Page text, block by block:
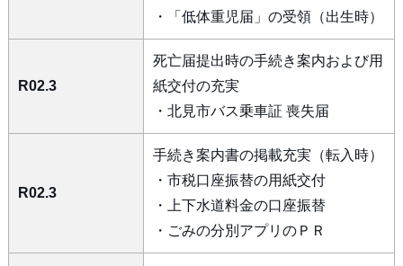
・「低体重児届」の受領（出生時）
R02.3
死亡届提出時の手続き案内および用
紙交付の充実
・北見市バス乗車証 喪失届
R02.3
手続き案内書の掲載充実（転入時）
・市税口座振替の用紙交付
・上下水道料金の口座振替
・ごみの分別アプリのＰＲ